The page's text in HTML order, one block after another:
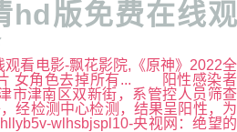
hd版免费在线观
观看电影-飘花影院,《原神》2022全
女角色去掉所有... 阳性感染者
市津南区双新街，系管控人员筛查
经检测中心检测，结果呈阳性，为
wlhsbjspl10-央视网：绝望的